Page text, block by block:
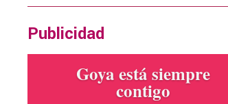
Publicidad
Goya está siempre
contigo